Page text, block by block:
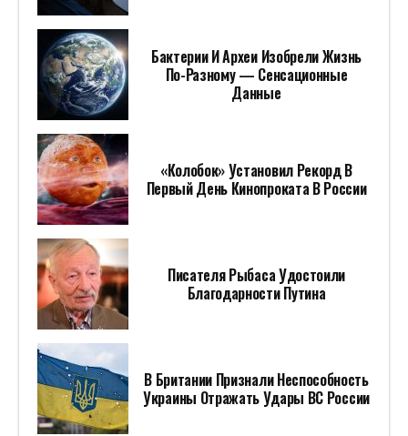
Бактерии И Археи Изобрели Жизнь
По-Разному — Сенсационные
Данные
«Колобок» Установил Рекорд В
Первый День Кинопроката В России
Писателя Рыбаса Удостоили
Благодарности Путина
В Британии Признали Неспособность
Украины Отражать Удары ВС России